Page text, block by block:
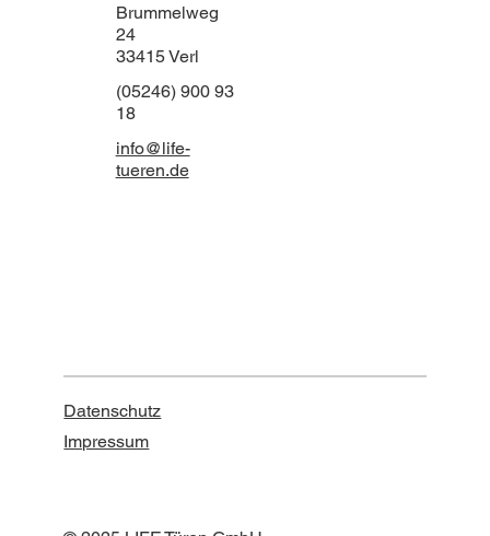
Brummelweg
24
33415 Verl
(05246) 900 93
18
info@life-
tueren.de
Datenschutz
Impressum